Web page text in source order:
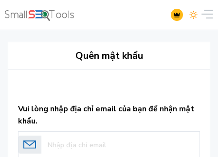
Quên mật khẩu
Vui lòng nhập địa chỉ email của bạn để nhận mật
khẩu.